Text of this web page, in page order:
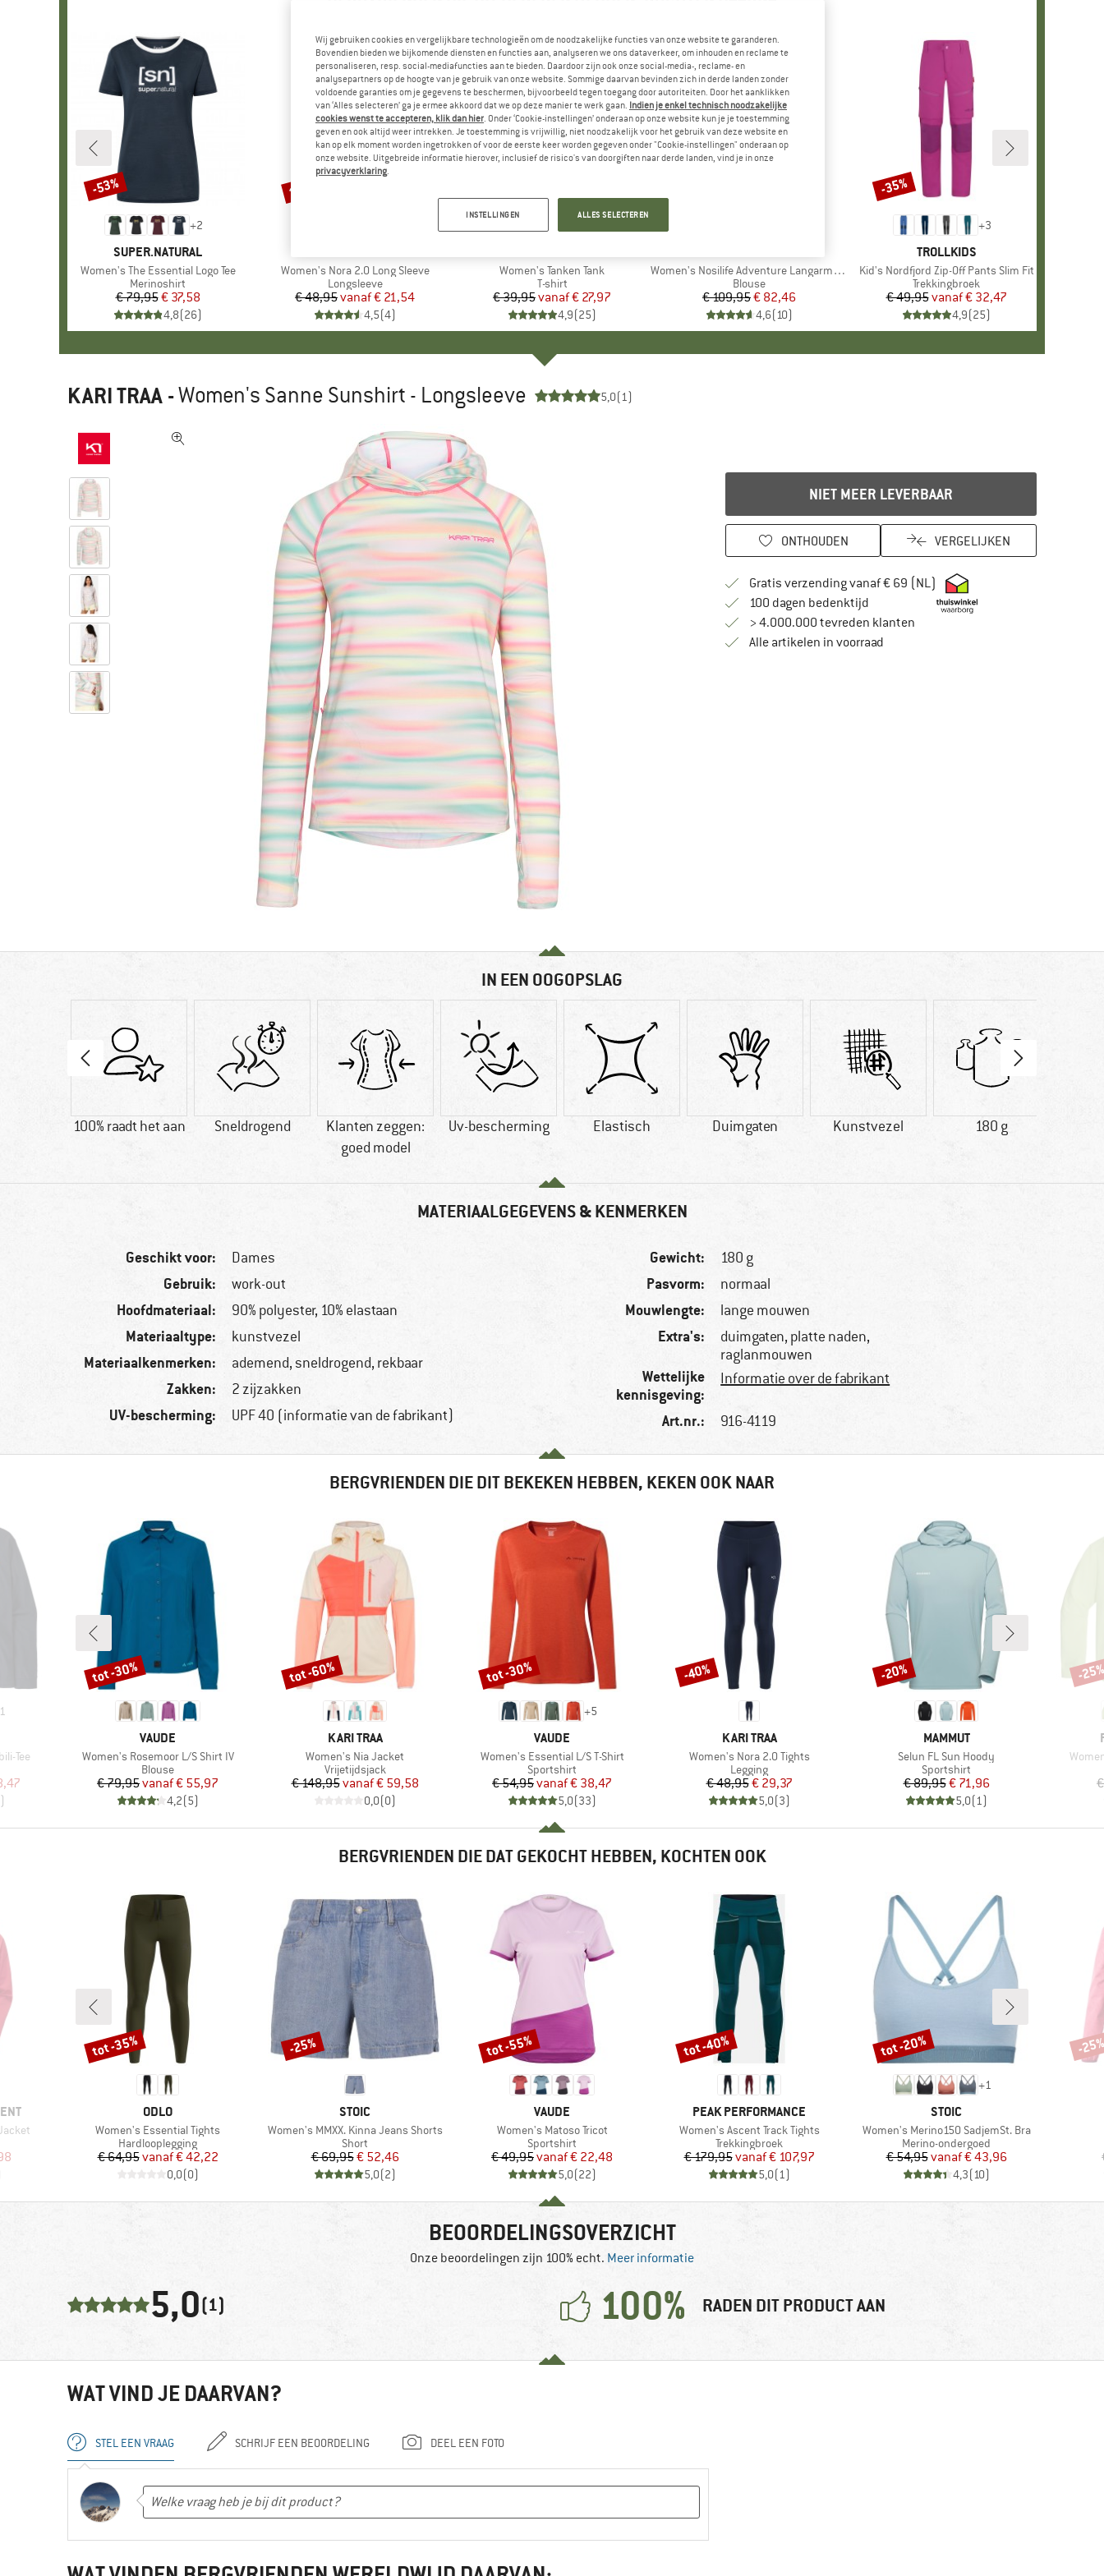
+2
MERK
SUPER.NATURAL
Artikel
Women's The Essential Logo Tee
Productgroep
Merinoshirt
Prijs
€ 79,95Verlaagde prijs
€ 37,58
4,8(26)
Korting
-53%
Artikel
Women's Nora 2.0 Long Sleeve
Productgroep
Longsleeve
Prijs
€ 48,95 Verlaagde prijs
vanaf€ 21,54
4,5(4)
Korting
tot -56%
Artikel
Women's Tanken Tank
Productgroep
T-shirt
Prijs
€ 39,95 Verlaagde prijs
vanaf€ 27,97
4,9(25)
Artikel
Women's Nosilife Adventure Langarm Bluse III
Productgroep
Blouse
Prijs
€ 109,95Verlaagde prijs
€ 82,46
4,6(10)
+3
MERK
TROLLKIDS
Artikel
Kid's Nordfjord Zip-Off Pants Slim Fit
Productgroep
Trekkingbroek
Prijs
€ 49,95 Verlaagde prijs
vanaf€ 32,47
4,9(25)
Korting
-35%
KARI TRAA -Women's Sanne Sunshirt - Longsleeve 5,0(1)
NIET MEER LEVERBAAR
ONTHOUDEN VERGELIJKEN
Gratis verzending vanaf € 69 (NL) Vind hier de
100 dagen bedenktijdVind de betalingsinformatie hier! Opent in
> 4.000.000 tevreden klanten
Alle artikelen in voorraad
IN EEN OOGOPSLAG
100% raadt het aan Sneldrogend
Klanten zeggen:
goed model
Uv-bescherming Elastisch Duimgaten Kunstvezel 180 g
MATERIAALGEGEVENS & KENMERKEN
Geschikt voor: Dames
Gebruik: work-out
Hoofdmateriaal: 90% polyester, 10% elastaan
Materiaaltype: kunstvezel
Materiaalkenmerken: ademend, sneldrogend, rekbaar
Zakken: 2 zijzakken
UV-bescherming: UPF 40 (informatie van de fabrikant)
Gewicht: 180 g
Pasvorm: normaal
Mouwlengte: lange mouwen
Extra's:
duimgaten, platte naden,
raglanmouwen
Wettelijke
kennisgeving:
Informatie over de fabrikant
Art.nr.: 916-4119
BERGVRIENDEN DIE DIT BEKEKEN HEBBEN, KEKEN OOK NAAR
1
Tee
prijs
)
MERK
VAUDE
Artikel
Women's Rosemoor L/S Shirt IV
Productgroep
Blouse
Prijs
€ 79,95 Verlaagde prijs
vanaf€ 55,97
4,2(5)
Korting
tot -30%
MERK
KARI TRAA
Artikel
Women's Nia Jacket
Productgroep
Vrijetijdsjack
Prijs
€ 148,95 Verlaagde prijs
vanaf€ 59,58
0,0(0)
Korting
tot -60%
+5
MERK
VAUDE
Artikel
Women's Essential L/S T-Shirt
Productgroep
Sportshirt
Prijs
€ 54,95 Verlaagde prijs
vanaf€ 38,47
5,0(33)
Korting
tot -30%
MERK
KARI TRAA
Artikel
Women's Nora 2.0 Tights
Productgroep
Legging
Prijs
€ 48,95Verlaagde prijs
€ 29,37
5,0(3)
Korting
-40%
MERK
MAMMUT
Artikel
Selun FL Sun Hoody
Productgroep
Sportshirt
Prijs
€ 89,95Verlaagde prijs
€ 71,96
5,0(1)
Korting
-20%
Artikel
-
BERGVRIENDEN DIE DAT GEKOCHT HEBBEN, KOCHTEN OOK
prijs
MERK
ODLO
Artikel
Women's Essential Tights
Productgroep
Hardlooplegging
Prijs
€ 64,95 Verlaagde prijs
vanaf€ 42,22
0,0(0)
Korting
tot -35%
MERK
STOIC
Artikel
Women's MMXX. Kinna Jeans Shorts
Productgroep
Short
Prijs
€ 69,95Verlaagde prijs
€ 52,46
5,0(2)
Korting
-25%
MERK
VAUDE
Artikel
Women's Matoso Tricot
Productgroep
Sportshirt
Prijs
€ 49,95 Verlaagde prijs
vanaf€ 22,48
5,0(22)
Korting
tot -55%
MERK
PEAK PERFORMANCE
Artikel
Women's Ascent Track Tights
Productgroep
Trekkingbroek
Prijs
€ 179,95 Verlaagde prijs
vanaf€ 107,97
5,0(1)
Korting
tot -40%
+1
MERK
STOIC
Artikel
Women's Merino150 SadjemSt. Bra
Productgroep
Merino-ondergoed
Prijs
€ 54,95 Verlaagde prijs
vanaf€ 43,96
4,3(10)
Korting
tot -20% -
BEOORDELINGSOVERZICHT
Onze beoordelingen zijn 100% echt. Meer informatie
5,0(1) 100% RADEN DIT PRODUCT AAN
WAT VIND JE DAARVAN?
STEL EEN VRAAG SCHRIJF EEN BEOORDELING DEEL EEN FOTO
Wij gebruiken cookies en vergelijkbare technologieën om de noodzakelijke functies van onze website te garanderen.
Bovendien bieden we bijkomende diensten en functies aan, analyseren we ons dataverkeer, om inhouden en reclame te
personaliseren, resp. social-mediafuncties aan te bieden. Daardoor zijn ook onze social-media-, reclame- en
analysepartners op de hoogte van je gebruik van onze website. Sommige daarvan bevinden zich in derde landen zonder
voldoende garanties om je gegevens te beschermen, bijvoorbeeld tegen toegang door autoriteiten. Door het aanklikken
van ‘Alles selecteren’ ga je ermee akkoord dat we op deze manier te werk gaan. Indien je enkel technisch noodzakelijke
cookies wenst te accepteren, klik dan hier. Onder ‘Cookie-instellingen’ onderaan op onze website kun je je toestemming
geven en ook altijd weer intrekken. Je toestemming is vrijwillig, niet noodzakelijk voor het gebruik van deze website en
kan op elk moment worden ingetrokken of voor de eerste keer worden gegeven onder "Cookie-instellingen" onderaan op
onze website. Uitgebreide informatie hierover, inclusief de risico's van doorgiften naar derde landen, vind je in onze
privacyverklaring.
INSTELLINGEN ALLES SELECTEREN